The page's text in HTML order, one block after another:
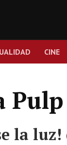
CINE
Pulp
la